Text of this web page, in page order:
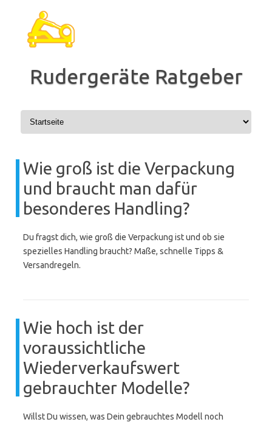
springen
Rudergeräte Ratgeber
Wie groß ist die Verpackung
und braucht man dafür
besonderes Handling?
Du fragst dich, wie groß die Verpackung ist und ob sie
spezielles Handling braucht? Maße, schnelle Tipps &
Versandregeln.
Wie hoch ist der
voraussichtliche
Wiederverkaufswert
gebrauchter Modelle?
Willst Du wissen, was Dein gebrauchtes Modell noch